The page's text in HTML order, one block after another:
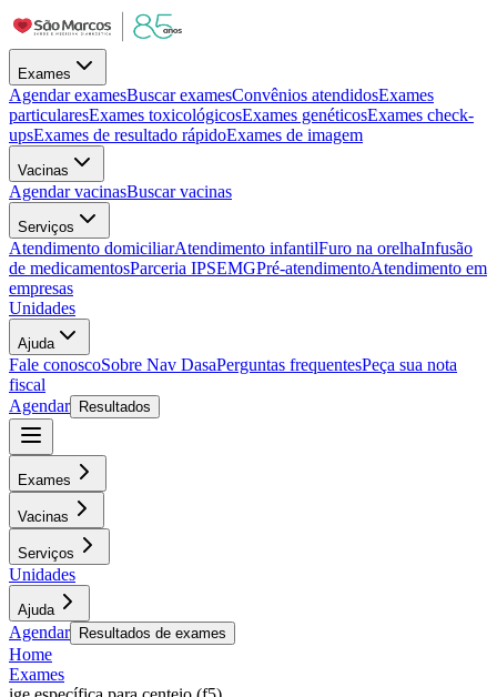
Exames
Agendar examesBuscar examesConvênios atendidosExames
particularesExames toxicológicosExames genéticosExames check-
upsExames de resultado rápidoExames de imagem
Vacinas
Agendar vacinasBuscar vacinas
Serviços
Atendimento domiciliarAtendimento infantilFuro na orelhaInfusão
de medicamentosParceria IPSEMGPré-atendimentoAtendimento em
empresas
Unidades
Ajuda
Fale conoscoSobre Nav DasaPerguntas frequentesPeça sua nota
fiscal
Agendar
Resultados
Exames
Vacinas
Serviços
Unidades
Ajuda
Agendar Resultados de exames
Home
Exames